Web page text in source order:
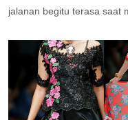
jalanan begitu terasa saat